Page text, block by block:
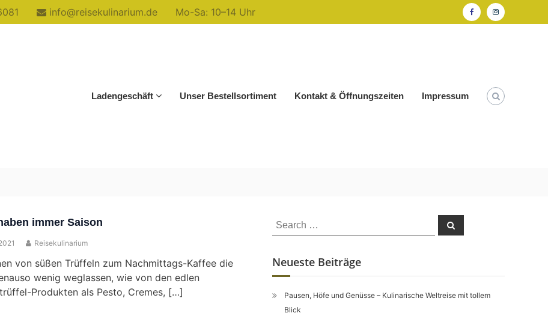
info@reisekulinarium.de Mo-Sa: 10–14 Uhr FacebookInstagram
Ladengeschäft Unser Bestellsortiment Kontakt & Öffnungszeiten Impressum
immer Saison
Reisekulinarium
von süßen Trüffeln zum Nachmittags-Kaffee die
wenig weglassen, wie von den edlen
Produkten als Pesto, Cremes, […]
Search
for:
Search
Neueste Beiträge
Pausen, Höfe und Genüsse – Kulinarische Weltreise mit tollem
Blick